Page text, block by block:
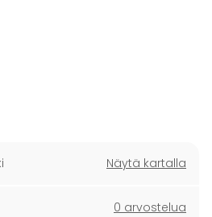
Näytä kartalla
0 arvostelua